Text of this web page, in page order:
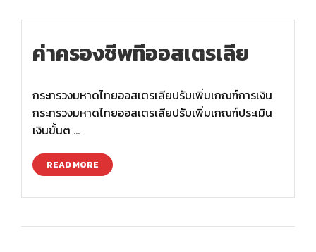
ค่าครองชีพที่ออสเตรเลีย
กระทรวงมหาดไทยออสเตรเลียปรับเพิ่มเกณฑ์การเงิน
กระทรวงมหาดไทยออสเตรเลียปรับเพิ่มเกณฑ์ประเมิน
เงินขั้นต …
READ MORE